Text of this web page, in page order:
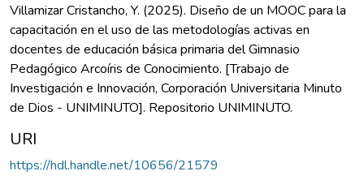
Villamizar Cristancho, Y. (2025). Diseño de un MOOC para la
capacitación en el uso de las metodologías activas en
docentes de educación básica primaria del Gimnasio
Pedagógico Arcoíris de Conocimiento. [Trabajo de
Investigación e Innovación, Corporación Universitaria Minuto
de Dios - UNIMINUTO]. Repositorio UNIMINUTO.
URI
https://hdl.handle.net/10656/21579